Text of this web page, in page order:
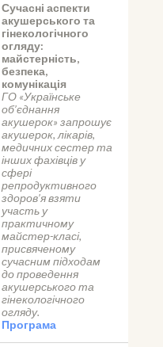
Сучасні аспекти
акушерського та
гінекологічного
огляду:
майстерність,
безпека,
комунікація
ГО «Українське
об’єднання
акушерок» запрошує
акушерок, лікарів,
медичних сестер та
інших фахівців у
сфері
репродуктивного
здоров’я взяти
участь у
практичному
майстер-класі,
присвяченому
сучасним підходам
до проведення
акушерського та
гінекологічного
огляду.
Програма